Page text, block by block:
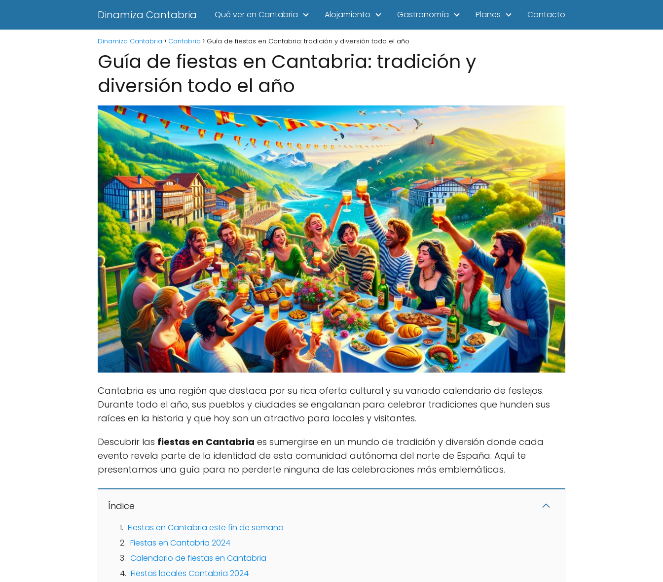
Dinamiza Cantabria Qué ver en Cantabria Alojamiento Gastronomía Planes Contacto
Dinamiza Cantabria Cantabria Guía de fiestas en Cantabria: tradición y diversión todo el año
Guía de fiestas en Cantabria: tradición y
diversión todo el año
Cantabria es una región que destaca por su rica oferta cultural y su variado calendario de festejos.
Durante todo el año, sus pueblos y ciudades se engalanan para celebrar tradiciones que hunden sus
raíces en la historia y que hoy son un atractivo para locales y visitantes.
Descubrir las fiestas en Cantabria es sumergirse en un mundo de tradición y diversión donde cada
evento revela parte de la identidad de esta comunidad autónoma del norte de España. Aquí te
presentamos una guía para no perderte ninguna de las celebraciones más emblemáticas.
Índice
Fiestas en Cantabria este fin de semana
Fiestas en Cantabria 2024
Calendario de fiestas en Cantabria
Fiestas locales Cantabria 2024